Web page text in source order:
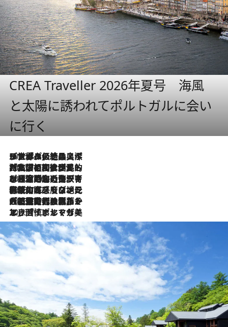
CREA Traveller 2026年夏号 海風
と太陽に誘われてポルトガルに会い
に行く
2026.8.8
リスボンの絶品スイーツ「パステル・デ・ナタ」とは？ポルトガル伝統の奥深い世界へ
2026.7.27
「私の祖国はポルトガル語です」国民的詩人フェルナンド・ペソアと、彼が愛した文学の街を歩く
2026.7.26
ポルトガル近海が育む極上の海の幸。キリリと冷えた白ワインと愉しむ、シーフード専門店の贅沢
2026.7.22
伝統の味をモダンに昇華。高感度な地元客が集う、リスボンの最旬ガストロノミー
2026.7.21
大航海時代の栄華から、震災、独裁、そして革命へ。ポルトガル・首都リスボンの石畳に刻まれた「歴史の光と影」
2026.7.13
エッセイ・ヤマザキマリ「慎ましくも美しき国 ポルトガル」